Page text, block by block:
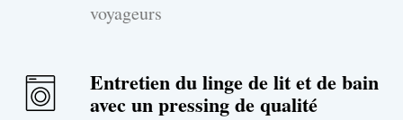
voyageurs
Entretien du linge de lit et de bain
avec un pressing de qualité